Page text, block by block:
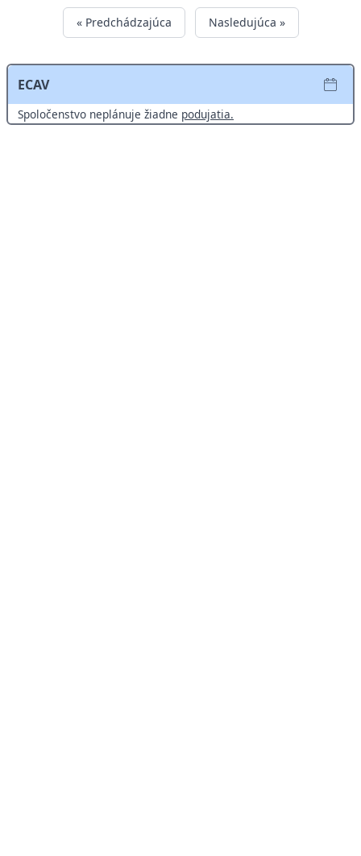
« Predchádzajúca Nasledujúca »
ECAV
Spoločenstvo neplánuje žiadne podujatia.